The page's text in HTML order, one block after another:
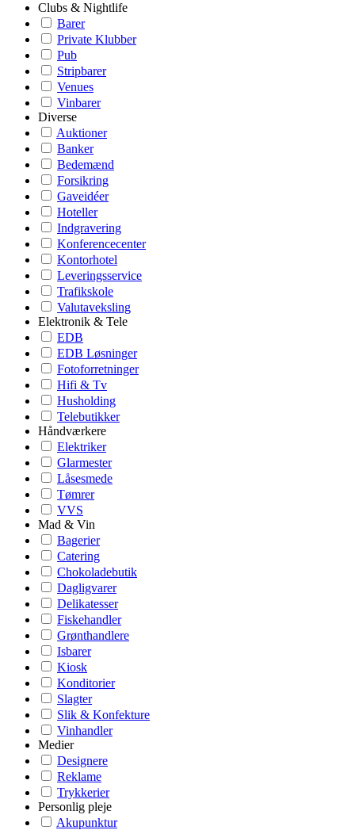
Clubs & Nightlife
Barer
Private Klubber
Pub
Stripbarer
Venues
Vinbarer
Diverse
Auktioner
Banker
Bedemænd
Forsikring
Gaveidéer
Hoteller
Indgravering
Konferencecenter
Kontorhotel
Leveringsservice
Trafikskole
Valutaveksling
Elektronik & Tele
EDB
EDB Løsninger
Fotoforretninger
Hifi & Tv
Husholding
Telebutikker
Håndværkere
Elektriker
Glarmester
Låsesmede
Tømrer
VVS
Mad & Vin
Bagerier
Catering
Chokoladebutik
Dagligvarer
Delikatesser
Fiskehandler
Grønthandlere
Isbarer
Kiosk
Konditorier
Slagter
Slik & Konfekture
Vinhandler
Medier
Designere
Reklame
Trykkerier
Personlig pleje
Akupunktur